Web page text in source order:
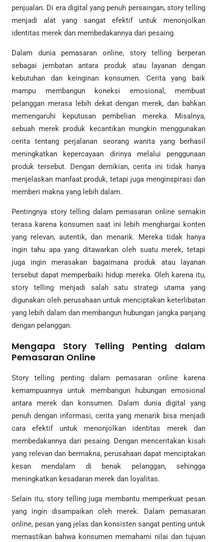
penjualan. Di era digital yang penuh persaingan, story telling
menjadi alat yang sangat efektif untuk menonjolkan
identitas merek dan membedakannya dari pesaing.
Dalam dunia pemasaran online, story telling berperan
sebagai jembatan antara produk atau layanan dengan
kebutuhan dan keinginan konsumen. Cerita yang baik
mampu membangun koneksi emosional, membuat
pelanggan merasa lebih dekat dengan merek, dan bahkan
memengaruhi keputusan pembelian mereka. Misalnya,
sebuah merek produk kecantikan mungkin menggunakan
cerita tentang perjalanan seorang wanita yang berhasil
meningkatkan kepercayaan dirinya melalui penggunaan
produk tersebut. Dengan demikian, cerita ini tidak hanya
menjelaskan manfaat produk, tetapi juga menginspirasi dan
memberi makna yang lebih dalam.
Pentingnya story telling dalam pemasaran online semakin
terasa karena konsumen saat ini lebih menghargai konten
yang relevan, autentik, dan menarik. Mereka tidak hanya
ingin tahu apa yang ditawarkan oleh suatu merek, tetapi
juga ingin merasakan bagaimana produk atau layanan
tersebut dapat memperbaiki hidup mereka. Oleh karena itu,
story telling menjadi salah satu strategi utama yang
digunakan oleh perusahaan untuk menciptakan keterlibatan
yang lebih dalam dan membangun hubungan jangka panjang
dengan pelanggan.
Mengapa Story Telling Penting dalam
Pemasaran Online
Story telling penting dalam pemasaran online karena
kemampuannya untuk membangun hubungan emosional
antara merek dan konsumen. Dalam dunia digital yang
penuh dengan informasi, cerita yang menarik bisa menjadi
cara efektif untuk menonjolkan identitas merek dan
membedakannya dari pesaing. Dengan menceritakan kisah
yang relevan dan bermakna, perusahaan dapat menciptakan
kesan mendalam di benak pelanggan, sehingga
meningkatkan kesadaran merek dan loyalitas.
Selain itu, story telling juga membantu memperkuat pesan
yang ingin disampaikan oleh merek. Dalam pemasaran
online, pesan yang jelas dan konsisten sangat penting untuk
memastikan bahwa konsumen memahami nilai dan tujuan